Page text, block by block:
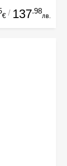
€ / 137.98
лв.